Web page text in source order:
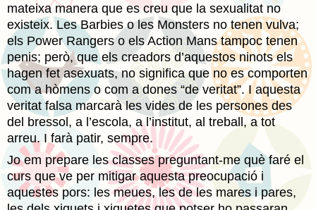
mateixa manera que es creu que la sexualitat no
existeix. Les Barbies o les Monsters no tenen vulva;
els Power Rangers o els Action Mans tampoc tenen
penis; però, que els creadors d’aquestos ninots els
hagen fet asexuats, no significa que no es comporten
com a hòmens o com a dones “de veritat”. I aquesta
veritat falsa marcarà les vides de les persones des
del bressol, a l’escola, a l’institut, al treball, a tot
arreu. I farà patir, sempre.
Jo em prepare les classes preguntant-me què faré el
curs que ve per mitigar aquesta preocupació i
aquestes pors: les meues, les de les mares i pares,